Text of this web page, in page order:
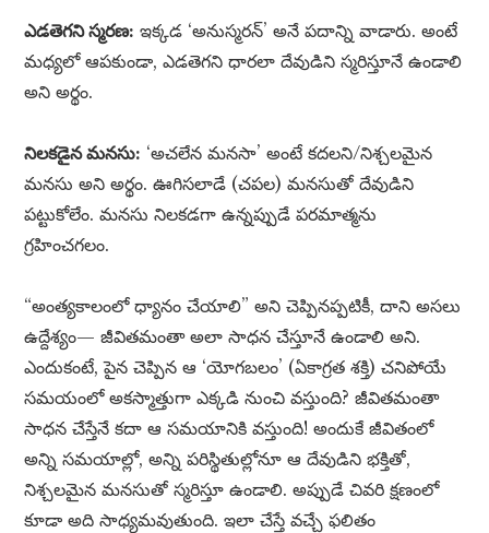
ఎడతెగని స్మరణ: ఇక్కడ ‘అనుస్మరన్’ అనే పదాన్ని వాడారు. అంటే
మధ్యలో ఆపకుండా, ఎడతెగని ధారలా దేవుడిని స్మరిస్తూనే ఉండాలి
అని అర్థం.
నిలకడైన మనసు: ‘అచలేన మనసా’ అంటే కదలని/నిశ్చలమైన
మనసు అని అర్థం. ఊగిసలాడే (చపల) మనసుతో దేవుడిని
పట్టుకోలేం. మనసు నిలకడగా ఉన్నప్పుడే పరమాత్మను
గ్రహించగలం.
“అంత్యకాలంలో ధ్యానం చేయాలి” అని చెప్పినప్పటికీ, దాని అసలు
ఉద్దేశ్యం— జీవితమంతా అలా సాధన చేస్తూనే ఉండాలి అని.
ఎందుకంటే, పైన చెప్పిన ఆ ‘యోగబలం’ (ఏకాగ్రత శక్తి) చనిపోయే
సమయంలో అకస్మాత్తుగా ఎక్కడి నుంచి వస్తుంది? జీవితమంతా
సాధన చేస్తేనే కదా ఆ సమయానికి వస్తుంది! అందుకే జీవితంలో
అన్ని సమయాల్లో, అన్ని పరిస్థితుల్లోనూ ఆ దేవుడిని భక్తితో,
నిశ్చలమైన మనసుతో స్మరిస్తూ ఉండాలి. అప్పుడే చివరి క్షణంలో
కూడా అది సాధ్యమవుతుంది. ఇలా చేస్తే వచ్చే ఫలితం